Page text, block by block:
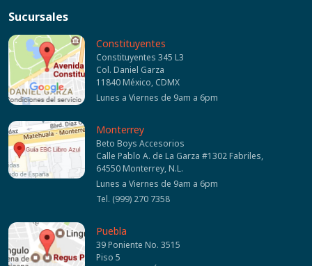
Sucursales
Constituyentes
Constituyentes 345 L3
Col. Daniel Garza
11840 México, CDMX
Lunes a Viernes de 9am a 6pm
Monterrey
Beto Boys Accesorios
Calle Pablo A. de La Garza #1302 Fabriles,
64550 Monterrey, N.L.
Lunes a Viernes de 9am a 6pm
Tel. (999) 270 7358
Puebla
39 Poniente No. 3515
Piso 5